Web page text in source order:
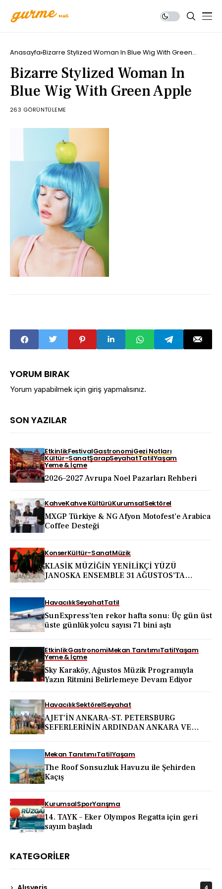
Anasayfa Bizarre Stylized Woman In Blue Wig With Green
Bizarre Stylized Woman In
Blue Wig With Green Apple
263 GÖRÜNTÜLEME
YORUM BIRAK
Yorum yapabilmek için giriş yapmalısınız.
SON YAZILAR
EtkinlikFestivalGastronomiGezi Notları
Kültür-SanatŞarapSeyahatTatilYaşam
Yeme & İçme
2026–2027 Avrupa Noel Pazarları Rehberi
KahveKahve KültürüKurumsalSektörel
MXGP Türkiye & NG Afyon Motofest’e Arabica
Coffee Desteği
KonserKültür-SanatMüzik
KLASİK MÜZİĞİN YENİLİKÇİ YÜZÜ
JANOSKA ENSEMBLE 31 AĞUSTOS’TA
HavacılıkSeyahatTatil
SunExpress’ten rekor hafta sonu: Üç gün üst
üste günlük yolcu sayısı 71 bini aştı
EtkinlikGastronomiMekan TanıtımıTatilYaşam
Yeme & İçme
Sky Karaköy, Ağustos Müzik Programıyla
Yazın Ritmini Belirlemeye Devam Ediyor
HavacılıkSektörelSeyahat
AJET’İN ANKARA–ST. PETERSBURG
SEFERLERİNİN ARDINDAN ANKARA VE
Mekan TanıtımıTatilYaşam
The Roof Sonsuzluk Havuzu ile Şehirden
Kaçış
KurumsalSporYarışma
14. TAYK – Eker Olympos Regatta için geri
sayım başladı
KATEGORILER